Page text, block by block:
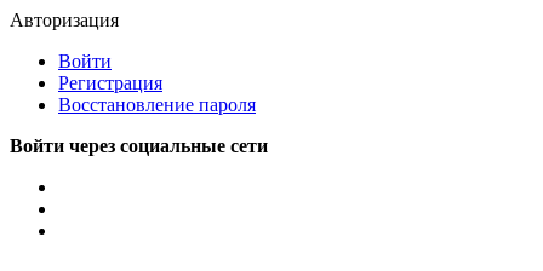
Авторизация
Войти
Регистрация
Восстановление пароля
Войти через социальные сети